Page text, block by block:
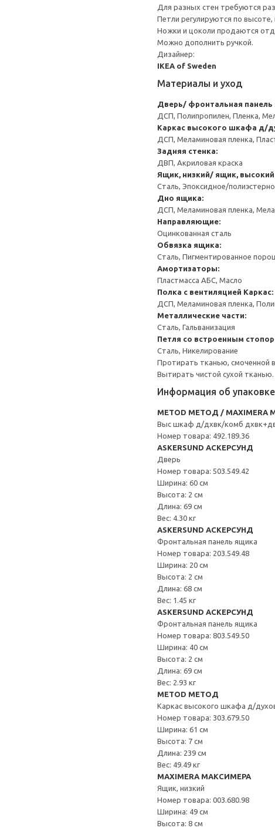
Для разных стен требуются
Петли регулируются по высоте,
Ножки и цоколи продаются
Можно дополнить ручкой.
Дизайнер:
IKEA of Sweden
Материалы и уход
Дверь/ фронтальная панель
ДСП, Полипропилен, Пленка,
Каркас высокого шкафа д/
ДСП, Меламиновая пленка,
Задняя стенка:
ДВП, Акриловая краска
Ящик, низкий/ ящик, высокий
Сталь, Эпоксидное/
Дно ящика:
ДСП, Меламиновая пленка,
Направляющие:
Оцинкованная сталь
Обвязка ящика:
Сталь, Пигментированное
Амортизаторы:
Пластмасса АБС, Масло
Полка с вентиляцией Каркас:
ДСП, Меламиновая пленка,
Металлические части:
Сталь, Гальванизация
Петля со встроенным
Сталь, Никелирование
Протирать тканью, смоченной
Вытирать чистой сухой тканью.
Информация об упаковке
METOD МЕТОД / MAXIMERA
Выс шкаф д/дхвк/комб
Номер товара: 492.189.36
ASKERSUND АСКЕРСУНД
Дверь
Номер товара: 503.549.42
Ширина: 60 см
Высота: 2 см
Длина: 69 см
Вес: 4.30 кг
ASKERSUND АСКЕРСУНД
Фронтальная панель ящика
Номер товара: 203.549.48
Ширина: 20 см
Высота: 2 см
Длина: 68 см
Вес: 1.45 кг
ASKERSUND АСКЕРСУНД
Фронтальная панель ящика
Номер товара: 803.549.50
Ширина: 40 см
Высота: 2 см
Длина: 69 см
Вес: 2.93 кг
METOD МЕТОД
Каркас высокого шкафа д/
Номер товара: 303.679.50
Ширина: 61 см
Высота: 7 см
Длина: 239 см
Вес: 49.49 кг
MAXIMERA МАКСИМЕРА
Ящик, низкий
Номер товара: 003.680.98
Ширина: 49 см
Высота: 8 см